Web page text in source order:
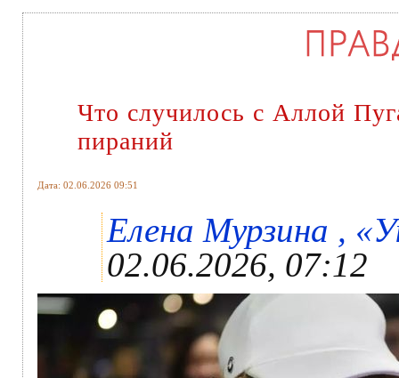
Что случилось с Аллой
пираний
Дата: 02.06.2026 09:51
Елена Мурзина ,
02.06.2026, 07:12